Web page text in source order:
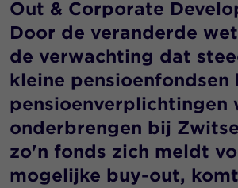
Out & Corporate
Door de veranderde
de verwachting dat
kleine pensioenfondsen
pensioenverplichtingen
onderbrengen bij
zo'n fonds zich meldt
mogelijke buy-out,